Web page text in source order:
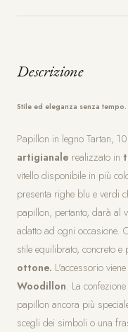
Descrizione
Stile ed eleganza senza tempo.
Papillon in legno Tartan,
artigianale realizzato in
vitello disponibile in più
presenta righe blu e verdi
papillon, pertanto, darà al
adatto ad ogni occasione.
stile equilibrato, concreto
ottone. L'accessorio
Woodillon. La
papillon ancora più
scegli dei simboli o una